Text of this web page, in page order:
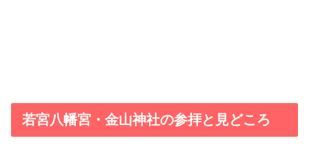
若宮八幡宮・金山神社の参拝と見どころ